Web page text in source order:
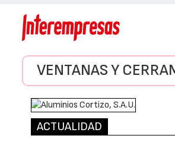
VENTANAS Y
ACTUALIDAD